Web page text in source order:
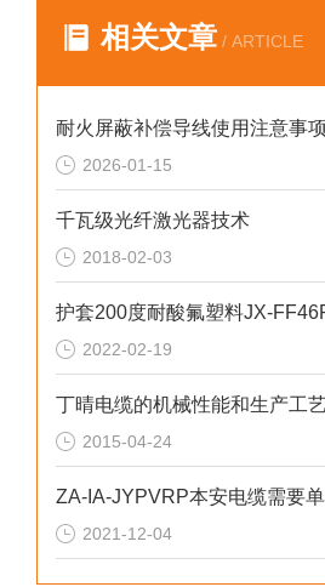
相关文章 / ARTICLE
耐火屏蔽补偿导线使用注意事项
2026-01-15
千瓦级光纤激光器技术
2018-02-03
2022-02-19
丁晴电缆的机械性能和生产工
2015-04-24
ZA-IA-JYPVRP本安电缆需要
2021-12-04